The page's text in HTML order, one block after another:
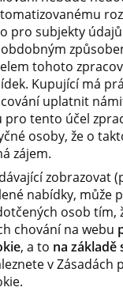
pro subjekty
tohoto
Kupující má
uplatnit
pro tento účel
osoby, že o
zájem.
zobrazovat
nabídky, může
osob tím,
chování na webu
, a to na základě
v Zásadách